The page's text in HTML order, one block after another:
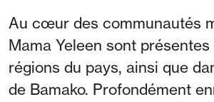
Au cœur des communautés
Mama Yeleen sont présentes
régions du pays, ainsi que
de Bamako. Profondément